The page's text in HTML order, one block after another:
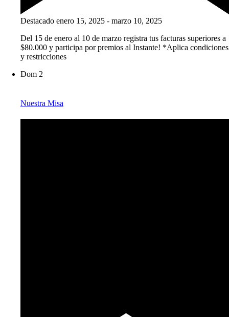
Destacado enero 15, 2025 - marzo 10, 2025
Del 15 de enero al 10 de marzo registra tus facturas superiores a
$80.000 y participa por premios al Instante! *Aplica condiciones
y restricciones
Dom 2
Nuestra Misa